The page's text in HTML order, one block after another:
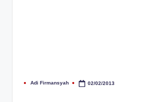
Posted
Adi Firmansyah 02/02/2013